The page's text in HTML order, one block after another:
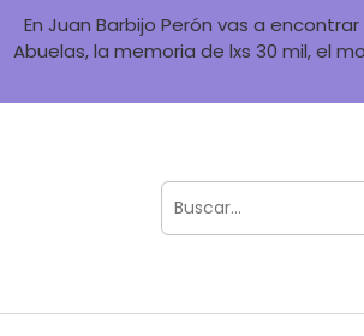
En Juan Barbijo Perón vas a
Abuelas, la memoria de lxs 30 mil, el